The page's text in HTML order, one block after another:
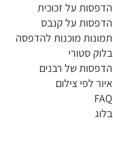
הדפסות על זכוכית
הדפסות על קנבס
תמונות מוכנות להדפסה
בלוק סטורי
הדפסות של רבנים
איור לפי צילום
FAQ
בלוג